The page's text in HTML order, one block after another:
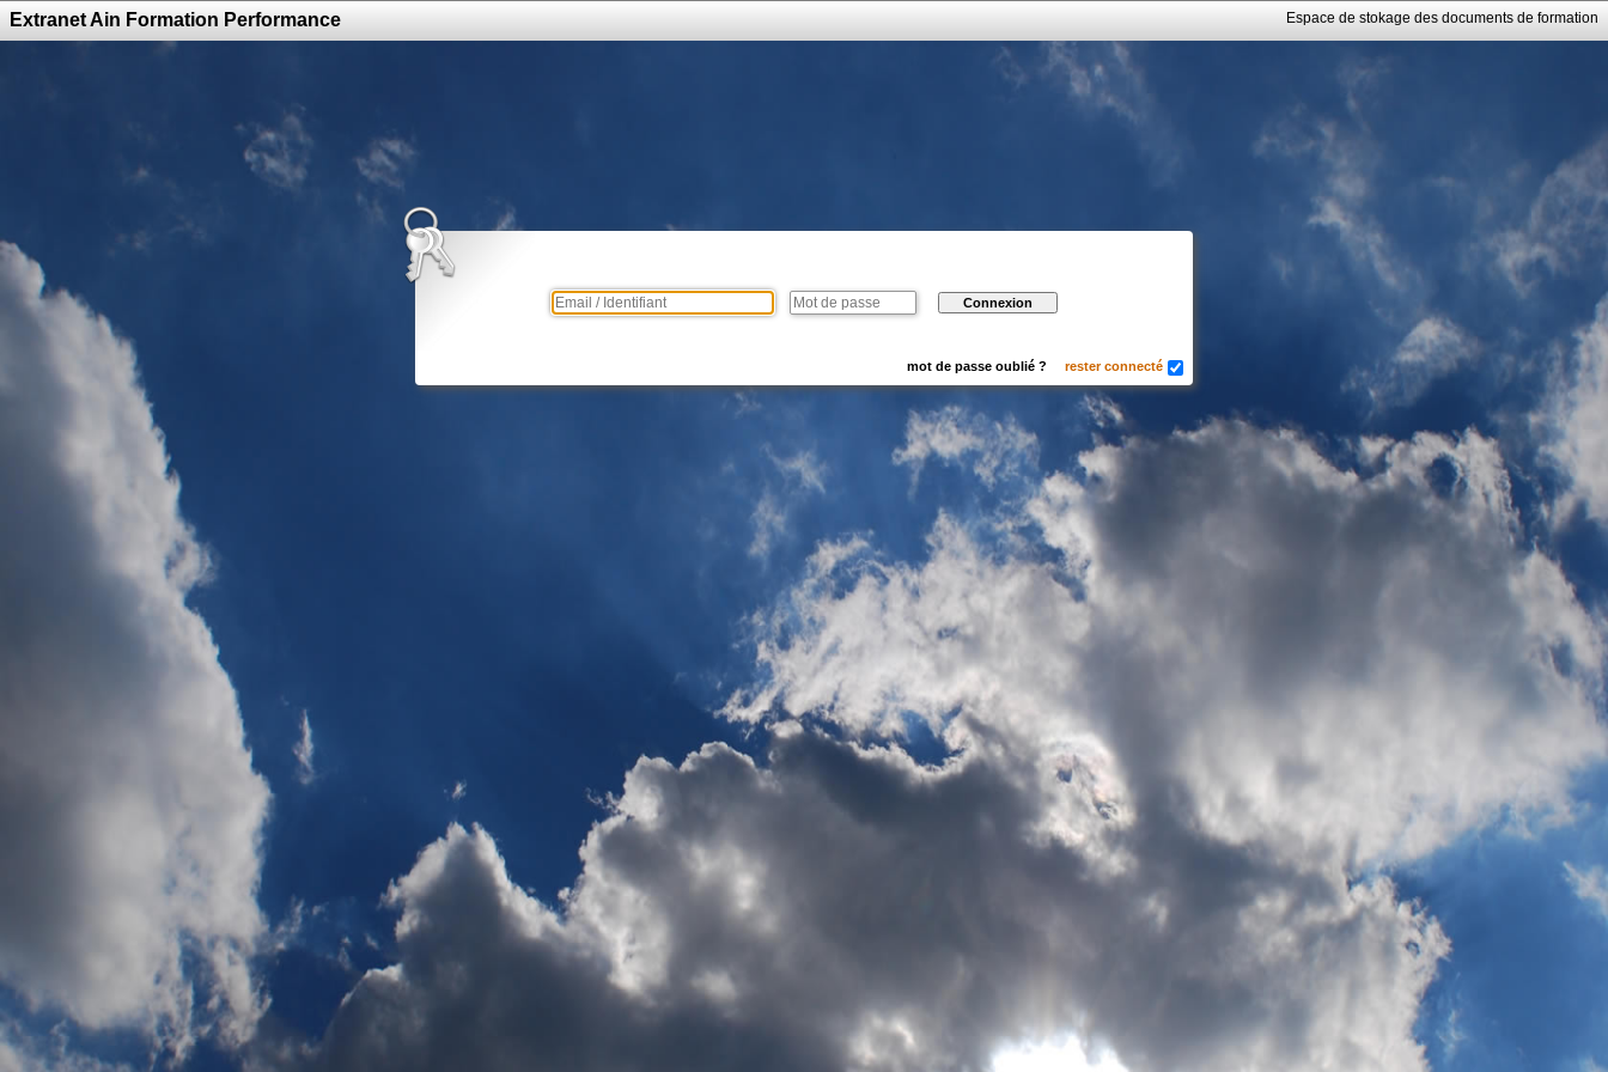
Extranet Ain Formation Performance Espace de stokage des documents de formation
mot de passe oublié ? rester connecté